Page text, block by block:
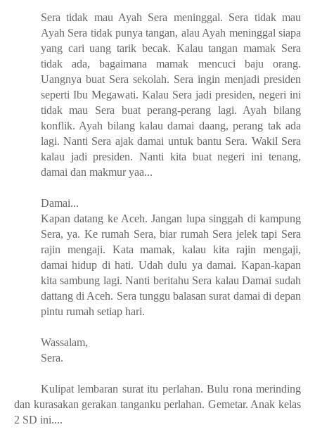
Sera tidak mau Ayah Sera meninggal. Sera tidak mau
Ayah Sera tidak punya tangan, alau Ayah meninggal siapa
yang cari uang tarik becak. Kalau tangan mamak Sera
tidak ada, bagaimana mamak mencuci baju orang.
Uangnya buat Sera sekolah. Sera ingin menjadi presiden
seperti Ibu Megawati. Kalau Sera jadi presiden, negeri ini
tidak mau Sera buat perang-perang lagi. Ayah bilang
konflik. Ayah bilang kalau damai daang, perang tak ada
lagi. Nanti Sera ajak damai untuk bantu Sera. Wakil Sera
kalau jadi presiden. Nanti kita buat negeri ini tenang,
damai dan makmur yaa...
Damai...
Kapan datang ke Aceh. Jangan lupa singgah di kampung
Sera, ya. Ke rumah Sera, biar rumah Sera jelek tapi Sera
rajin mengaji. Kata mamak, kalau kita rajin mengaji,
damai hidup di hati. Udah dulu ya damai. Kapan-kapan
kita sambung lagi. Nanti beritahu Sera kalau Damai sudah
dattang di Aceh. Sera tunggu balasan surat damai di depan
pintu rumah setiap hari.
Wassalam,
Sera.
Kulipat lembaran surat itu perlahan. Bulu rona merinding
dan kurasakan gerakan tanganku perlahan. Gemetar. Anak kelas
2 SD ini....